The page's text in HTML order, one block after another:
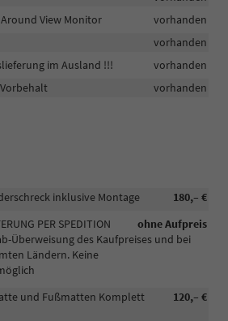
View Monitor
vorhanden
vorhanden
im Ausland !!!
vorhanden
vorhanden
180,– €
inklusive Montage
ohne Aufpreis
PER SPEDITION
Überweisung des Kaufpreises und bei
Ländern. Keine
120,– €
und Fußmatten Komplett